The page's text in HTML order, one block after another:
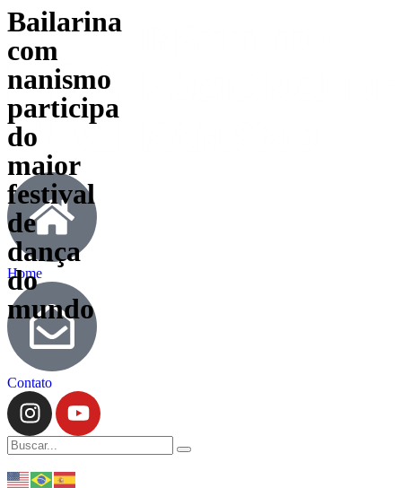
Bailarina
com
nanismo
participa
do
maior
festival
de
dança
do
mundo
Home
Contato